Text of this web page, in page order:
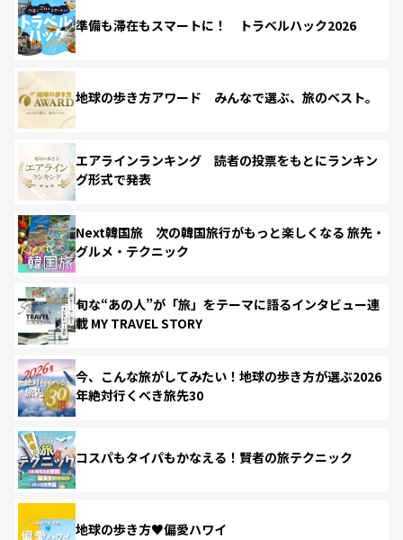
準備も滞在もスマートに！ トラベルハック2026
地球の歩き方アワード みんなで選ぶ、旅のベスト。
エアラインランキング 読者の投票をもとにランキン
グ形式で発表
Next韓国旅 次の韓国旅行がもっと楽しくなる 旅先・
グルメ・テクニック
旬な“あの人”が「旅」をテーマに語るインタビュー連
載 MY TRAVEL STORY
今、こんな旅がしてみたい！地球の歩き方が選ぶ2026
年絶対行くべき旅先30
コスパもタイパもかなえる！賢者の旅テクニック
地球の歩き方♥偏愛ハワイ